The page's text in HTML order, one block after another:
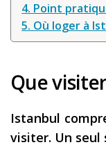
4. Point
5. Où loger à
Que
Istanbul
visiter. Un seul